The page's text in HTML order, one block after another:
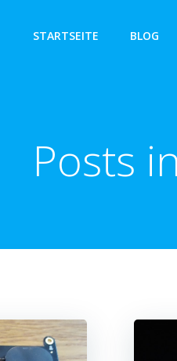
STARTSEITE BLOG
Posts